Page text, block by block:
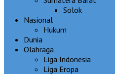
Solok
Nasional
Hukum
Dunia
Olahraga
Liga Indonesia
Liga Eropa